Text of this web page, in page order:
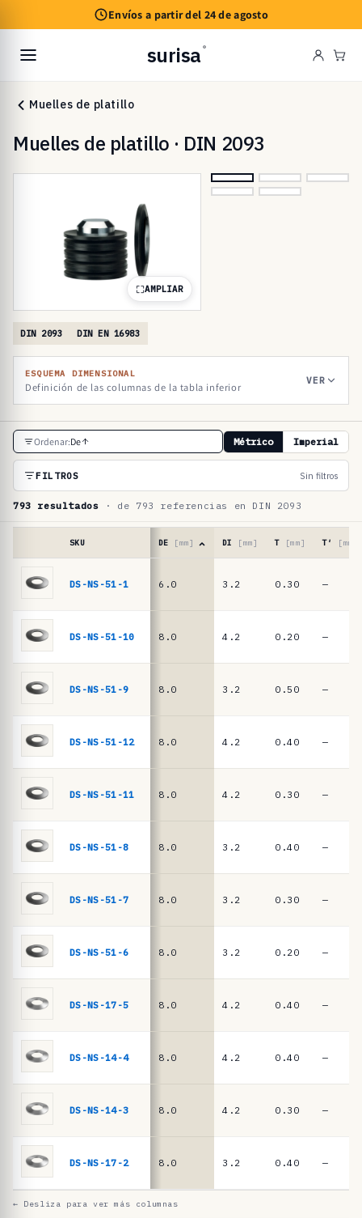
al contenido
Envíos a partir del 24 de agosto
surisa ®
Muelles de platillo
Muelles de platillo · DIN 2093
AMPLIAR
DIN 2093 DIN EN 16983
ESQUEMA DIMENSIONAL
Definición de las columnas de la tabla inferior
VER
T
a
l
a
e
e
n
i
m
e
e
p
l
l
Ordenar:De Métrico Imperial
FILTROS Sin filtros
793 resultados · de 793 referencias en DIN 2093
muelles
platillo
2093
DIN
16983
SKU DE [mm] DI [mm] T [mm] T′ [mm]
DS-NS-51-1 6.0 3.2 0.30 —
DS-NS-51-10 8.0 4.2 0.20 —
DS-NS-51-9 8.0 3.2 0.50 —
DS-NS-51-12 8.0 4.2 0.40 —
DS-NS-51-11 8.0 4.2 0.30 —
DS-NS-51-8 8.0 3.2 0.40 —
DS-NS-51-7 8.0 3.2 0.30 —
DS-NS-51-6 8.0 3.2 0.20 —
DS-NS-17-5 8.0 4.2 0.40 —
DS-NS-14-4 8.0 4.2 0.40 —
DS-NS-14-3 8.0 4.2 0.30 —
DS-NS-17-2 8.0 3.2 0.40 —
← Desliza para ver más columnas